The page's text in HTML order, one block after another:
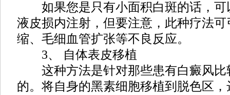
如果您是只有小面积白斑的话，可
液皮损内注射，但要注意，此种疗法
缩、毛细血管扩张等不良反应。
3、 自体表皮移植
这种方法是针对那些患有白癜风比
的。将自身的黑素细胞移植到脱色区